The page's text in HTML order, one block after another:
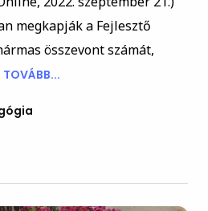
megkapják a Fejlesztő
összevont számát,
TOVÁBB...